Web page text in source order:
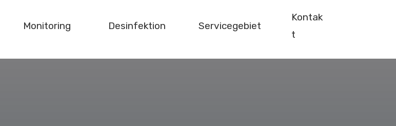
Monitoring Desinfektion Servicegebiet
Kontak
t